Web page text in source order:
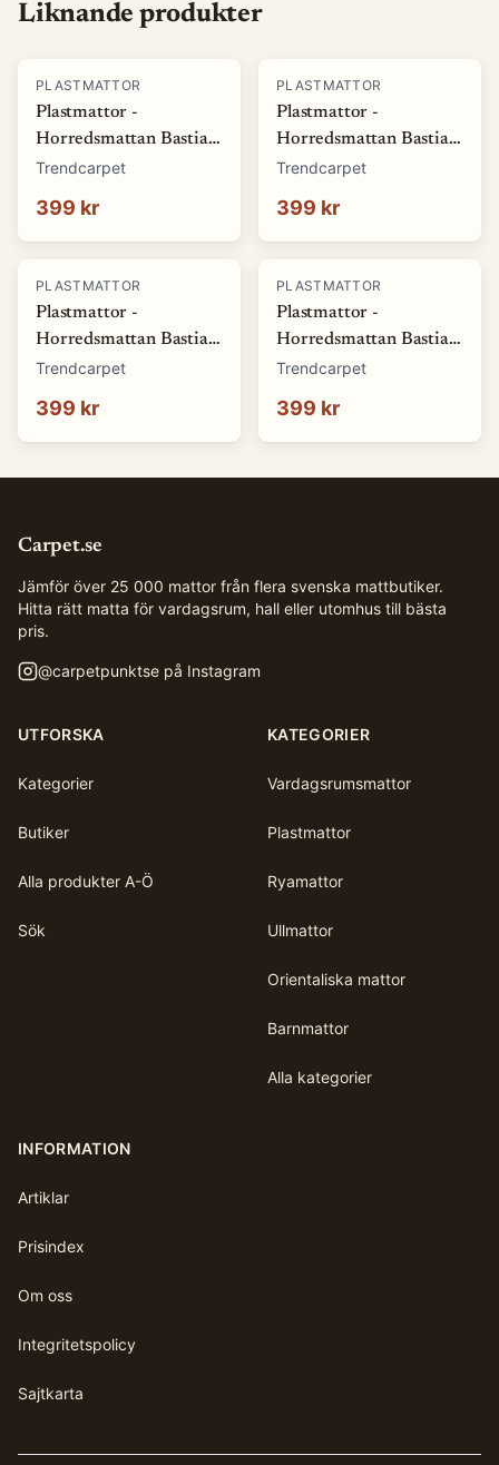
Liknande produkter
PLASTMATTOR
Plastmattor -
Horredsmattan Bastian
(grön) (Storlek: 70 x 50
Trendcarpet
399 kr
PLASTMATTOR
Plastmattor -
Horredsmattan Bastian
(röd) (Storlek: 70 x 50
Trendcarpet
399 kr
PLASTMATTOR
Plastmattor -
Horredsmattan Bastian
(blå) (Storlek: 70 x 50
Trendcarpet
399 kr
PLASTMATTOR
Plastmattor -
Horredsmattan Bastian
(brun) (Storlek: 70 x 50
Trendcarpet
399 kr
Carpet.se
Jämför över 25 000 mattor från flera svenska mattbutiker.
Hitta rätt matta för vardagsrum, hall eller utomhus till bästa
pris.
@carpetpunktse på Instagram
UTFORSKA
Kategorier
Butiker
Alla produkter A-Ö
Sök
KATEGORIER
Vardagsrumsmattor
Plastmattor
Ryamattor
Ullmattor
Orientaliska mattor
Barnmattor
Alla kategorier
INFORMATION
Artiklar
Prisindex
Om oss
Integritetspolicy
Sajtkarta